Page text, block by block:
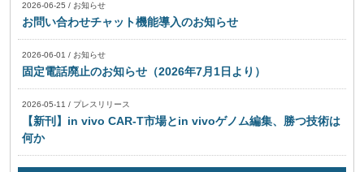
2026-06-25 / お知らせ
お問い合わせチャット機能導入のお知らせ
2026-06-01 / お知らせ
固定電話廃止のお知らせ（2026年7月1日より）
2026-05-11 / プレスリリース
【新刊】in vivo CAR-T市場とin vivoゲノム編集、勝つ技術は
何か